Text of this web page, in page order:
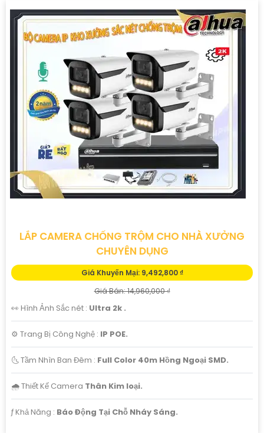
LẮP CAMERA CHỐNG TRỘM CHO NHÀ XƯỞNG
CHUYÊN DỤNG
Giá Khuyến Mại: 9,492,800 ₫
Giá Bán: 14,960,000 ₫
👀 Hình Ảnh Sắc nét : Ultra 2k .
⚙ Trang Bị Công Nghệ : IP POE.
🌜 Tầm Nhìn Ban Đêm : Full Color 40m Hồng Ngoại SMD.
🌧️ Thiết Kế Camera Thân Kim loại.
️ƒ Khả Năng : Báo Động Tại Chỗ Nháy Sáng.